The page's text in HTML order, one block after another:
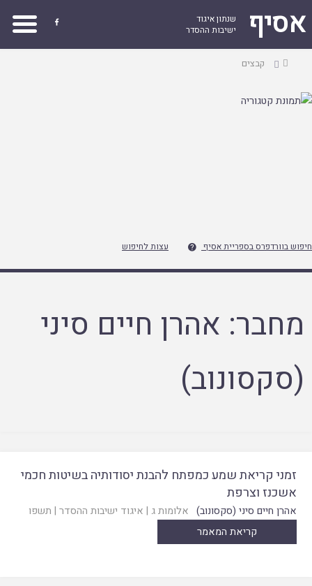
אסיף
שנתון איגוד
ישיבות ההסדר

עמודקבצים
חיפוש בוורדפרס בספריית אסיף  עצות לחיפוש
מחבר: אהרן חיים סיני
(סקסונוב)
זמני קריאת שמע כמפתח להבנת יסודותיה בשיטות חכמי
אשכנז וצרפת
אהרן חיים סיני (סקסונוב) אלומות ג | איגוד ישיבות ההסדר | תשפו
קריאת המאמר